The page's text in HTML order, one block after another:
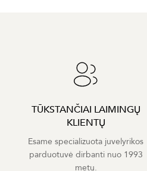
TŪKSTANČIAI LAIMINGŲ
KLIENTŲ
Esame specializuota juvelyrikos
parduotuvė dirbanti nuo 1993
metų.